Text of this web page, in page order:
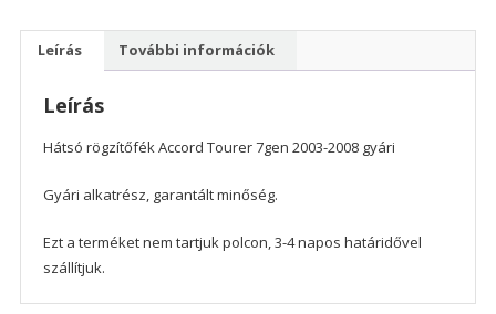
mennyiség
Leírás További információk
Leírás
Hátsó rögzítőfék Accord Tourer 7gen 2003-2008 gyári
Gyári alkatrész, garantált minőség.
Ezt a terméket nem tartjuk polcon, 3-4 napos határidővel
szállítjuk.